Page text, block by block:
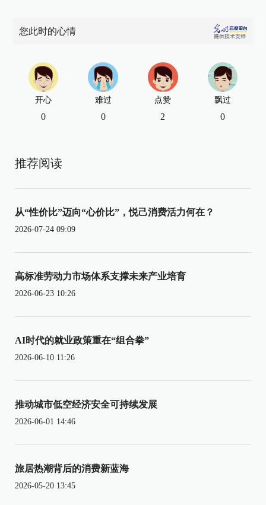
您此时的心情
开心
0
难过
0
点赞
2
飘过
0
推荐阅读
从“性价比”迈向“心价比”，悦己消费活力何在？
2026-07-24 09:09
高标准劳动力市场体系支撑未来产业培育
2026-06-23 10:26
AI时代的就业政策重在“组合拳”
2026-06-10 11:26
推动城市低空经济安全可持续发展
2026-06-01 14:46
旅居热潮背后的消费新蓝海
2026-05-20 13:45